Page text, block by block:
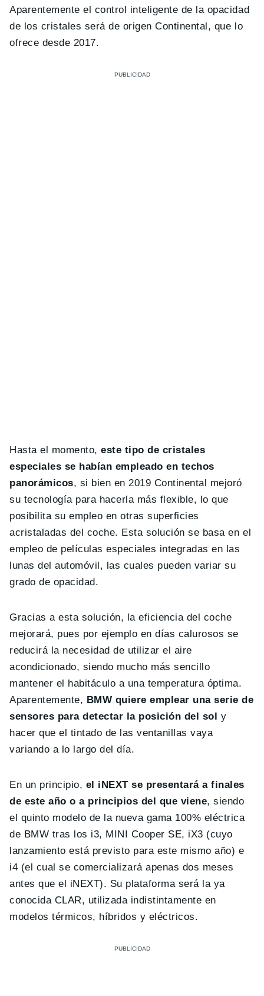
Aparentemente el control inteligente de la opacidad
de los cristales será de origen Continental, que lo
ofrece desde 2017.
Hasta el momento,este tipo de cristales
especiales se habían empleado en techos
panorámicos, si bien en 2019 Continental mejoró
su tecnología para hacerla más flexible, lo que
posibilita su empleo en otras superficies
acristaladas del coche. Esta solución se basa en el
empleo de películas especiales integradas en las
lunas del automóvil, las cuales pueden variar su
grado de opacidad.
Gracias a esta solución, la eficiencia del coche
mejorará, pues por ejemplo en días calurosos se
reducirá la necesidad de utilizar el aire
acondicionado, siendo mucho más sencillo
mantener el habitáculo a una temperatura óptima.
Aparentemente, BMW quiere emplear una serie de
sensores para detectar la posición del sol
y
hacer que el tintado de las ventanillas vaya
variando a lo largo del día.
En un principio, el iNEXT se presentará a finales
de este año o a principios del que viene, siendo
el quinto modelo de la nueva gama 100% eléctrica
de BMW tras los i3, MINI Cooper SE, iX3 (cuyo
lanzamiento está previsto para este mismo año) e
i4 (el cual se comercializará apenas dos meses
antes que el iNEXT). Su plataforma será la ya
conocida CLAR, utilizada indistintamente en
modelos térmicos, híbridos y eléctricos.